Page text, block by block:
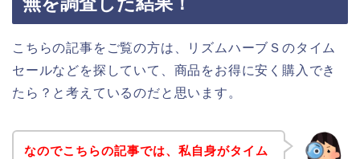
こちらの記事をご覧の方は、リズムハーブＳのタイム
セールなどを探していて、商品をお得に安く購入でき
たら？と考えているのだと思います。
なのでこちらの記事では、私自身がタイム